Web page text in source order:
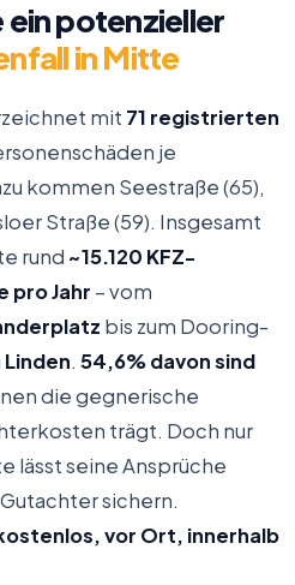
ein potenzieller
in Mitte
mit 71 registrierten
je
kommen Seestraße (65),
Straße (59). Insgesamt
rund ~15.120 KFZ-
pro Jahr – vom
bis zum Dooring-
. 54,6% davon sind
die gegnerische
trägt. Doch nur
lässt seine Ansprüche
sichern.
vor Ort, innerhalb